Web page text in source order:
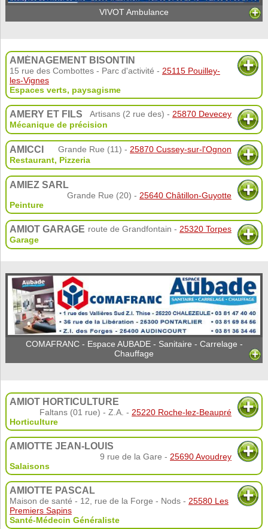
VIVOT Ambulance
AMÉNAGEMENT BISONTIN
15 rue des Combottes - Parc d'activité - 25115 Pouilley-
les-Vignes
Espaces verts, paysagisme
AMERY ET FILS Artisans (2 rue des) - 25870 Devecey
Mécanique de précision
AMICCI Grande Rue (11) - 25870 Cussey-sur-l'Ognon
Restaurant, Pizzeria
AMIEZ SARL
Grande Rue (20) - 25640 Châtillon-Guyotte
Peinture
AMIOT GARAGE route de Grandfontain - 25320 Torpes
Garage
COMAFRANC - Espace AUBADE - Sanitaire - Carrelage -
Chauffage
AMIOT HORTICULTURE
Faltans (01 rue) - Z.A. - 25220 Roche-lez-Beaupré
Horticulture
AMIOTTE JEAN-LOUIS
9 rue de la Gare - 25690 Avoudrey
Salaisons
AMIOTTE PASCAL
Maison de santé - 12, rue de la Forge - Nods - 25580 Les
Premiers Sapins
Santé-Médecin Généraliste